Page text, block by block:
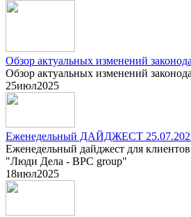
Обзор актуальных изменений
Обзор актуальных изменений
25июл2025
Еженедельный ДАЙДЖЕСТ
Еженедельный дайджест для
"Люди Дела - BPC group"
18июл2025